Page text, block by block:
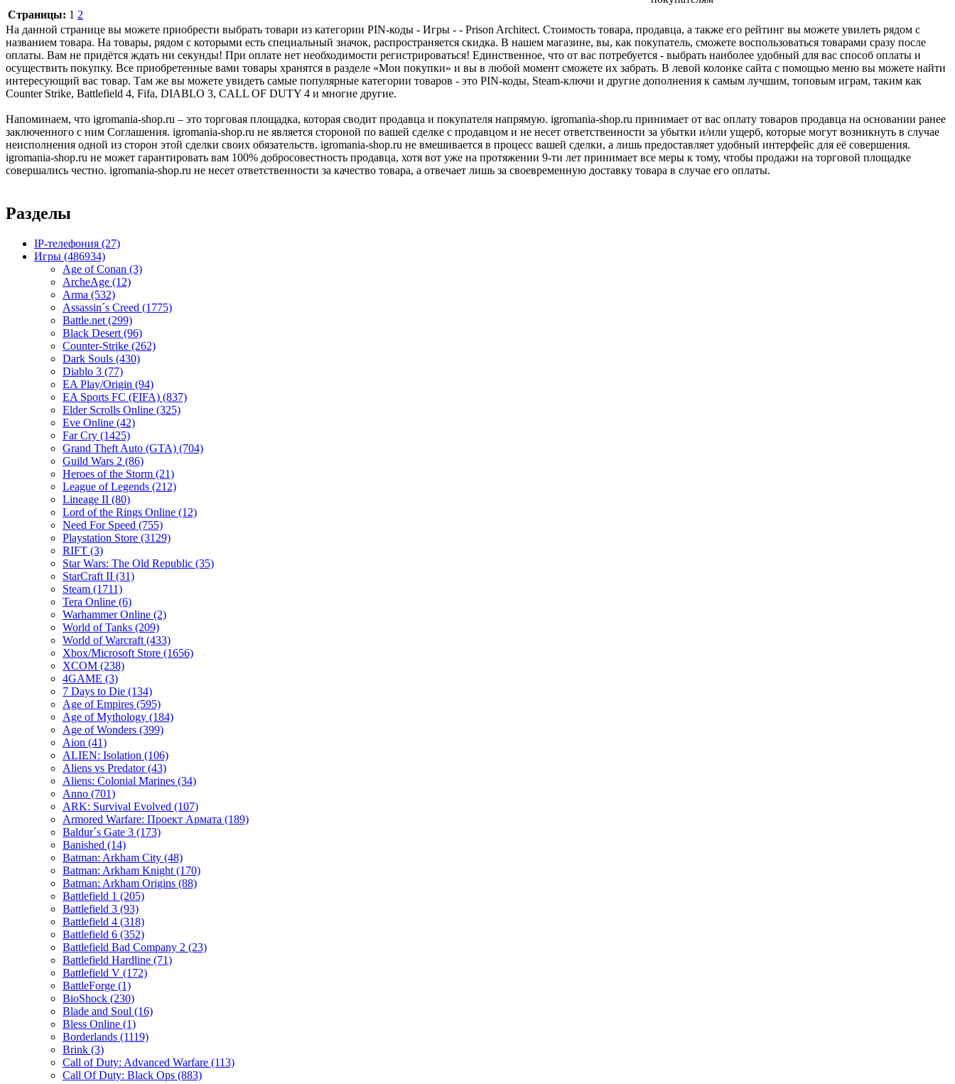
Страницы: 1 2
На данной странице вы можете приобрести выбрать товари из категории PIN-коды - Игры - - Prison Architect. Стоимость товара, продавца, а также его рейтинг вы можете увилеть рядом с
названием товара. На товары, рядом с которыми есть специальный значок, распространяется скидка. В нашем магазине, вы, как покупатель, сможете воспользоваться товарами сразу после
оплаты. Вам не придётся ждать ни секунды! При оплате нет необходимости регистрироваться! Единственное, что от вас потребуется - выбрать наиболее удобный для вас способ оплаты и
осуществить покупку. Все приобретенные вами товары хранятся в разделе «Мои покупки» и вы в любой момент сможете их забрать. В левой колонке сайта с помощью меню вы можете найти
интересующий вас товар. Там же вы можете увидеть самые популярные категории товаров - это PIN-коды, Steam-ключи и другие дополнения к самым лучшим, топовым играм, таким как
Counter Strike, Battlefield 4, Fifa, DIABLO 3, CALL OF DUTY 4 и многие другие.
Напоминаем, что igromania-shop.ru – это торговая площадка, которая сводит продавца и покупателя напрямую. igromania-shop.ru принимает от вас оплату товаров продавца на основании ранее
заключенного с ним Соглашения. igromania-shop.ru не является стороной по вашей сделке с продавцом и не несет ответственности за убытки и/или ущерб, которые могут возникнуть в случае
неисполнения одной из сторон этой сделки своих обязательств. igromania-shop.ru не вмешивается в процесс вашей сделки, а лишь предоставляет удобный интерфейс для её совершения.
igromania-shop.ru не может гарантировать вам 100% добросовестность продавца, хотя вот уже на протяжении 9-ти лет принимает все меры к тому, чтобы продажи на торговой площадке
совершались честно. igromania-shop.ru не несет ответственности за качество товара, а отвечает лишь за своевременную доставку товара в случае его оплаты.
Разделы
IP-телефония (27)
Игры (486934)
Age of Conan (3)
ArcheAge (12)
Arma (532)
Assassin´s Creed (1775)
Battle.net (299)
Black Desert (96)
Counter-Strike (262)
Dark Souls (430)
Diablo 3 (77)
EA Play/Origin (94)
EA Sports FC (FIFA) (837)
Elder Scrolls Online (325)
Eve Online (42)
Far Cry (1425)
Grand Theft Auto (GTA) (704)
Guild Wars 2 (86)
Heroes of the Storm (21)
League of Legends (212)
Lineage II (80)
Lord of the Rings Online (12)
Need For Speed (755)
Playstation Store (3129)
RIFT (3)
Star Wars: The Old Republic (35)
StarCraft II (31)
Steam (1711)
Tera Online (6)
Warhammer Online (2)
World of Tanks (209)
World of Warcraft (433)
Xbox/Microsoft Store (1656)
XCOM (238)
4GAME (3)
7 Days to Die (134)
Age of Empires (595)
Age of Mythology (184)
Age of Wonders (399)
Aion (41)
ALIEN: Isolation (106)
Aliens vs Predator(43)
Aliens: Colonial Marines (34)
Anno (701)
ARK: Survival Evolved (107)
Armored Warfare: Проект Армата (189)
Baldur´s Gate 3 (173)
Banished (14)
Batman: Arkham City (48)
Batman: Arkham Knight (170)
Batman: Arkham Origins (88)
Battlefield 1 (205)
Battlefield 3 (93)
Battlefield 4 (318)
Battlefield 6 (352)
Battlefield Bad Company 2 (23)
Battlefield Hardline (71)
Battlefield V (172)
BattleForge (1)
BioShock (230)
Blade and Soul (16)
Bless Online (1)
Borderlands (1119)
Brink (3)
Call of Duty: Advanced Warfare (113)
Call Of Duty: Black Ops (883)